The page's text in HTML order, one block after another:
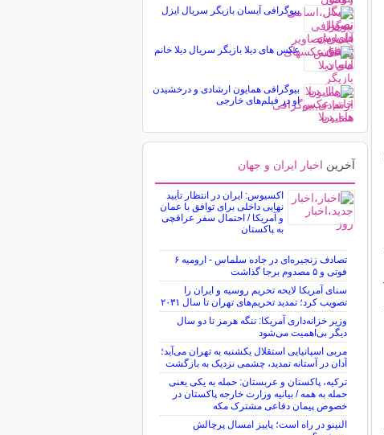
بیوگرافی آیسان بازیگر سریال ایزل
عکس های دیلا بازیگر سریال دیلا خانم
بیوگرافی همایون ارشادی و درخشیدن
او در فیلم‌های خارجی
آخرین اخبار ایران و جهان
اکسیوس: ایران در انتظار تأیید
نهایی داخلی برای توافق با عمان
و آمریکا / احتمال سفر عراقچی
به پاکستان
تصادف زنجیره‌ای در جاده سلماس - ارومیه ۶
فوتی و ۵ مصدوم برجا گذاشت
سنای آمریکا لایحه تحریم روسیه و ایران را
تصویب کرد؛ تمدید تحریم‌های تهران تا سال ۲۰۳۱
وزیر خزانه‌داری آمریکا: تنگه هرمز تا دو سال
دیگر بی‌اهمیت می‌شود
مربی اسپانیایی استقلال یکشنبه به تهران می‌آید؛
آدان در آستانه تمدید، چشمی نزدیک به بازگشت
ترکیه، پاکستان و عربستان: حمله به یکی یعنی
حمله به همه / بیانیه وزارت خارجه پاکستان در
خصوص پیمان دفاعی مشترک مکه
النینو در راه است؛ پاییز امسال پرچالش